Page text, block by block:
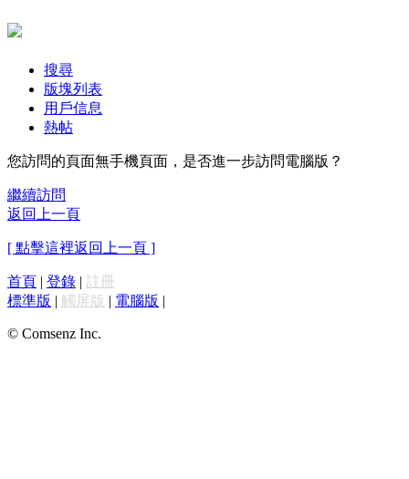
搜尋
版塊列表
用戶信息
熱帖
您訪問的頁面無手機頁面，是否進一步訪問電腦版？
繼續訪問
返回上一頁
[ 點擊這裡返回上一頁 ]
首頁 | 登錄 | 註冊
標準版 | 觸屏版 | 電腦版 |
© Comsenz Inc.